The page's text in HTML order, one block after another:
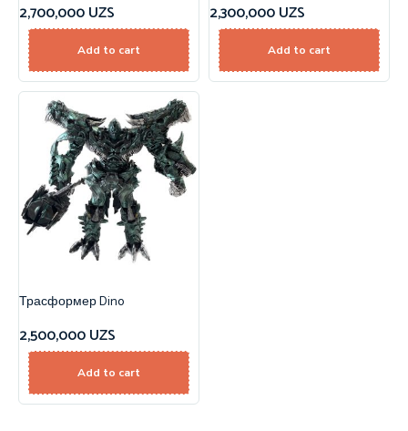
2,700,000UZS
Add to cart
2,300,000UZS
Add to cart
Трасформер Dino
2,500,000UZS
Add to cart